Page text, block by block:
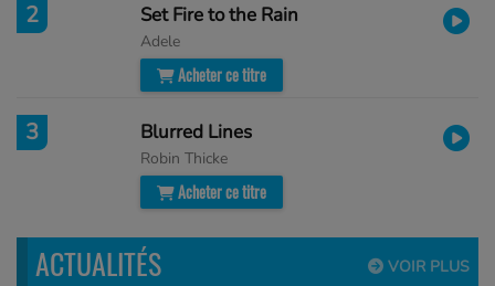
2 Set Fire to the Rain
Adele
Acheter ce titre
3 Blurred Lines
Robin Thicke
Acheter ce titre
VOIR PLUS
ACTUALITÉS